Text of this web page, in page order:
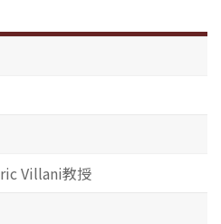
Villani教授